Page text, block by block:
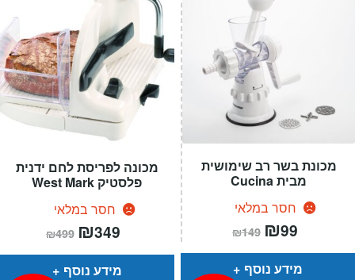
מכונה לפריסת לחם ידנית
פלסטיק West Mark
חסר במלאי
₪499 המחיר
המקורי
היה:
₪499.
₪349
הוא:
מידע נוסף
מכונת בשר רב שימושית
מבית Cucina
חסר במלאי
₪149 המחיר
המקורי
היה:
₪149.
₪99
הוא:
מידע נוסף